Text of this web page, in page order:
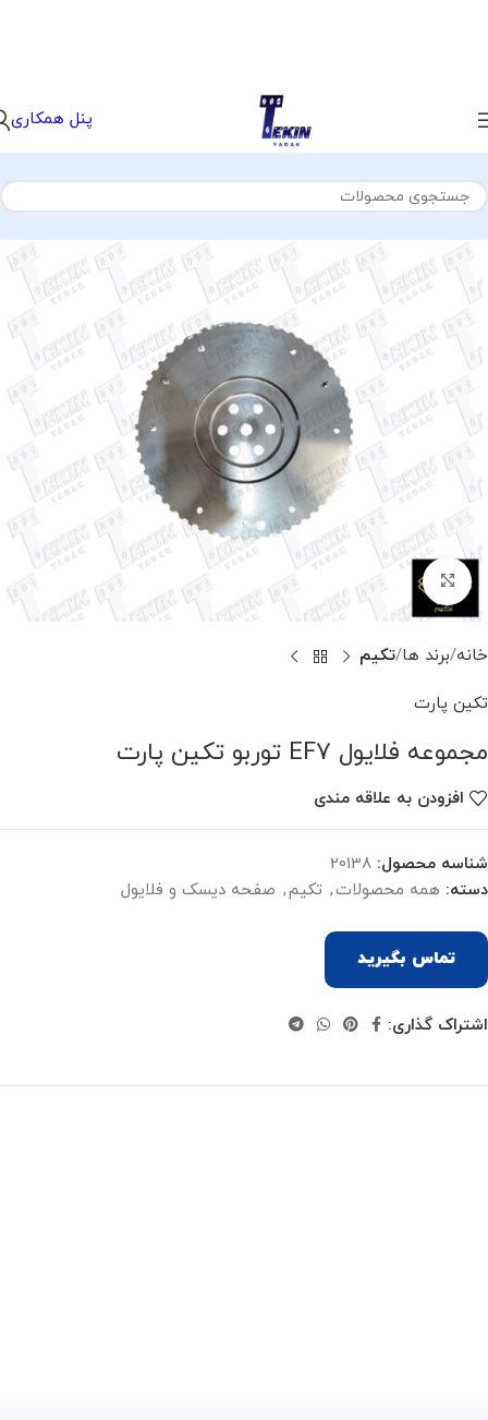
پنل همکاری
برای بزرگنمایی کلیک کنید
خانه برند ها تکیم
تکین پارت
مجموعه فلایول EF7 توربو تکین پارت
افزودن به علاقه مندی
شناسه محصول: 20138
دسته: همه محصولات, تکیم, صفحه دیسک و فلایول
تماس بگیرید
اشتراک گذاری: